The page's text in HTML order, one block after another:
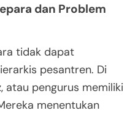
dan Problem
tidak dapat
pesantren. Di
atau pengurus memiliki
menentukan